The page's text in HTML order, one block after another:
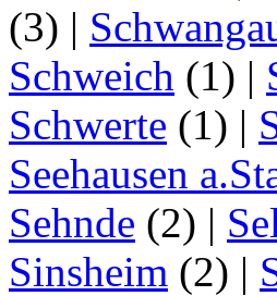
(3) |
Schweich (1) |
Schwerte (1) |
Seehausen
Sehnde (2) |
Sinsheim (2) |